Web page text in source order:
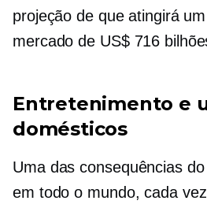
projeção de que atingirá
mercado de US$ 716
Entretenimento e
domésticos
Uma das consequências
em todo o mundo, cada